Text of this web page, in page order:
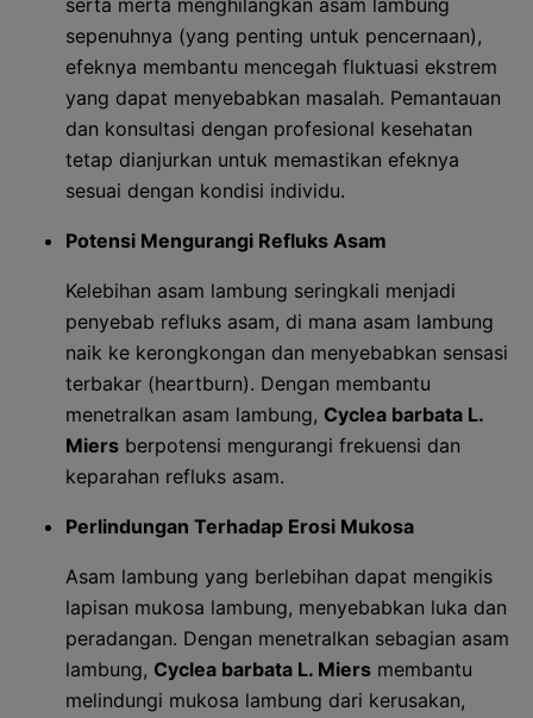
serta merta menghilangkan asam lambung
sepenuhnya (yang penting untuk pencernaan),
efeknya membantu mencegah fluktuasi ekstrem
yang dapat menyebabkan masalah. Pemantauan
dan konsultasi dengan profesional kesehatan
tetap dianjurkan untuk memastikan efeknya
sesuai dengan kondisi individu.
Potensi Mengurangi Refluks Asam
Kelebihan asam lambung seringkali menjadi
penyebab refluks asam, di mana asam lambung
naik ke kerongkongan dan menyebabkan sensasi
terbakar (heartburn). Dengan membantu
menetralkan asam lambung, Cyclea barbata L.
Miers berpotensi mengurangi frekuensi dan
keparahan refluks asam.
Perlindungan Terhadap Erosi Mukosa
Asam lambung yang berlebihan dapat mengikis
lapisan mukosa lambung, menyebabkan luka dan
peradangan. Dengan menetralkan sebagian asam
lambung, Cyclea barbata L. Miers membantu
melindungi mukosa lambung dari kerusakan,